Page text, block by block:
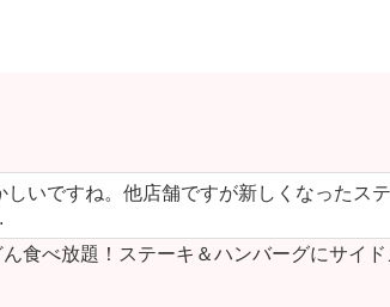
いですね。他店舗ですが新しくなった
食べ放題！ステーキ＆ハンバーグにサイ